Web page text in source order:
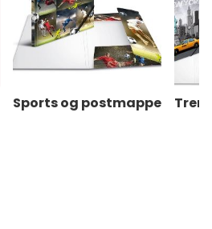
Sports og postmappe